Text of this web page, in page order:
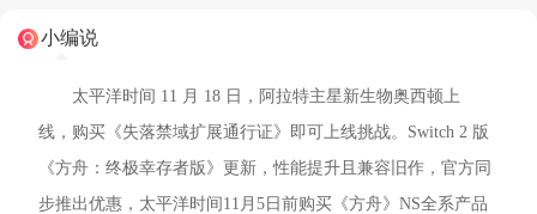
小编说
太平洋时间 11 月 18 日，阿拉特主星新生物奥西顿上
线，购买《失落禁域扩展通行证》即可上线挑战。Switch 2 版
《方舟：终极幸存者版》更新，性能提升且兼容旧作，官方同
步推出优惠，太平洋时间11月5日前购买《方舟》NS全系产品